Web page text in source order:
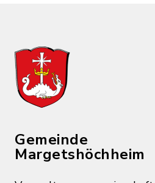
Gemeinde
Margetshöchheim